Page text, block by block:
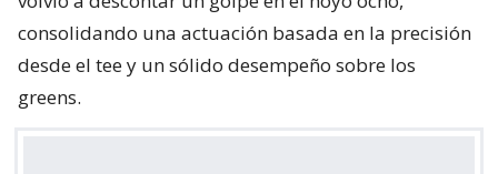
consolidando una actuación basada en la precisión
desde el tee y un sólido desempeño sobre los
greens.